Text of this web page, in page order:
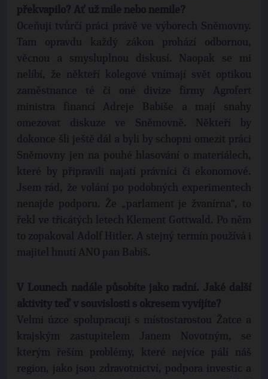
překvapilo? Ať už mile nebo nemile?
Oceňuji tvůrčí práci právě ve výborech Sněmovny.
Tam opravdu každý zákon prohází odbornou,
věcnou a smysluplnou diskusí. Naopak se mi
nelíbí, že někteří kolegové vnímají svět optikou
zaměstnance té či oné divize firmy Agrofert
ministra financí Adreje Babiše a mají snahy
omezovat diskuze ve Sněmovně. Někteří by
dokonce šli ještě dál a byli by schopni omezit práci
Sněmovny jen na pouhé hlasování o materiálech,
které by připravili najatí právníci či ekonomové.
Jsem rád, že volání po podobných experimentech
nenajde podporu. Že „parlament je žvanírna“, to
řekl ve třicátých letech Klement Gottwald. Po něm
to zopakoval Adolf Hitler. A stejný termín používá i
majitel hnutí ANO pan Babiš.
V Lounech nadále působíte jako radní. Jaké další
aktivity teď v souvislosti s okresem vyvíjíte?
Velmi úzce spolupracuji s místostarostou Žatce a
krajským zastupitelem Janem Novotným, se
kterým řeším problémy, které nejvíce pálí náš
region, jako jsou zdravotnictví, podpora investic a